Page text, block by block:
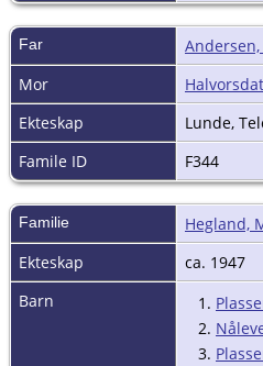
Far Andersen,
Mor
Ekteskap
Lunde,
Famile ID
F344
Familie Hegland,
Ekteskap
ca. 1947
Barn
1.
2.
3.